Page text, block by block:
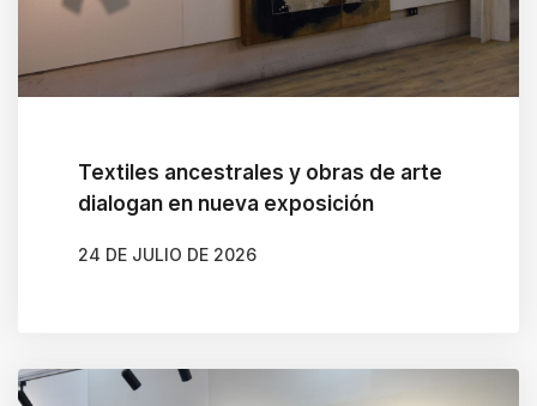
Textiles ancestrales y obras de arte
dialogan en nueva exposición
24 DE JULIO DE 2026